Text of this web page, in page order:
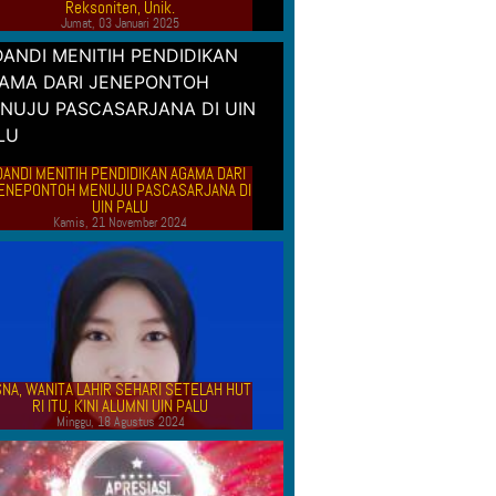
Reksoniten, Unik.
Jumat, 03 Januari 2025
MENITIH PENDIDIKAN AGAMA DARI
MENUJU PASCASARJANA DI
UIN PALU
Kamis, 21 November 2024
WANITA LAHIR SEHARI SETELAH HUT
RI ITU, KINI ALUMNI UIN PALU
Minggu, 18 Agustus 2024